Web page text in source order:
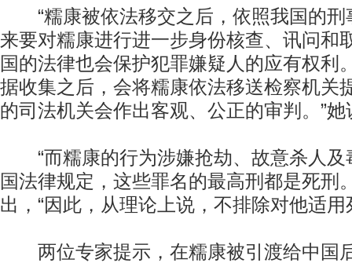
“糯康被依法移交之后，依照我国的刑
来要对糯康进行进一步身份核查、讯问和
国的法律也会保护犯罪嫌疑人的应有权利
据收集之后，会将糯康依法移送检察机关
的司法机关会作出客观、公正的审判。”她
“而糯康的行为涉嫌抢劫、故意杀人及
国法律规定，这些罪名的最高刑都是死刑
出，“因此，从理论上说，不排除对他适用
两位专家提示，在糯康被引渡给中国